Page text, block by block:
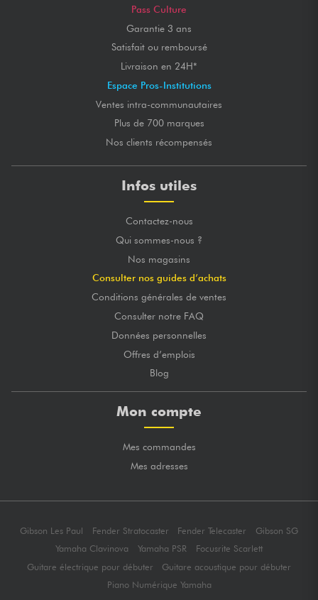
Pass Culture
Garantie 3 ans
Satisfait ou remboursé
Livraison en 24H*
Espace Pros-Institutions
Ventes intra-communautaires
Plus de 700 marques
Nos clients récompensés
Infos utiles
Contactez-nous
Qui sommes-nous ?
Nos magasins
Consulter nos guides d’achats
Conditions générales de ventes
Consulter notre FAQ
Données personnelles
Offres d’emplois
Blog
Mon compte
Mes commandes
Mes adresses
Gibson Les Paul Fender Stratocaster Fender Telecaster
Gibson SG
Yamaha Clavinova
Yamaha PSR
Focusrite Scarlett
Guitare électrique pour débuter
Guitare acoustique pour débuter
Piano Numérique Yamaha